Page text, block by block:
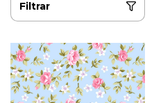
Filtrar